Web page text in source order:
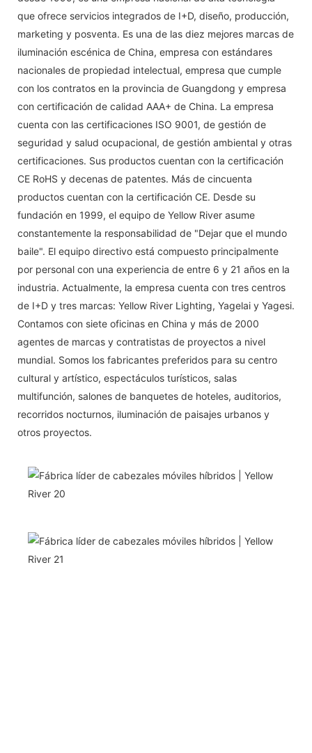
que ofrece servicios integrados de I+D, diseño, producción,
marketing y posventa. Es una de las diez mejores marcas de
iluminación escénica de China, empresa con estándares
nacionales de propiedad intelectual, empresa que cumple
con los contratos en la provincia de Guangdong y empresa
con certificación de calidad AAA+ de China. La empresa
cuenta con las certificaciones ISO 9001, de gestión de
seguridad y salud ocupacional, de gestión ambiental y otras
certificaciones. Sus productos cuentan con la certificación
CE RoHS y decenas de patentes. Más de cincuenta
productos cuentan con la certificación CE. Desde su
fundación en 1999, el equipo de Yellow River asume
constantemente la responsabilidad de "Dejar que el mundo
baile". El equipo directivo está compuesto principalmente
por personal con una experiencia de entre 6 y 21 años en la
industria. Actualmente, la empresa cuenta con tres centros
de I+D y tres marcas: Yellow River Lighting, Yagelai y Yagesi.
Contamos con siete oficinas en China y más de 2000
agentes de marcas y contratistas de proyectos a nivel
mundial. Somos los fabricantes preferidos para su centro
cultural y artístico, espectáculos turísticos, salas
multifunción, salones de banquetes de hoteles, auditorios,
recorridos nocturnos, iluminación de paisajes urbanos y
otros proyectos.